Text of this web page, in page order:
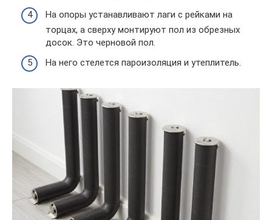
На опоры устанавливают лаги с рейками на
торцах, а сверху монтируют пол из обрезных
досок. Это черновой пол.
На него стелется пароизоляция и утеплитель.